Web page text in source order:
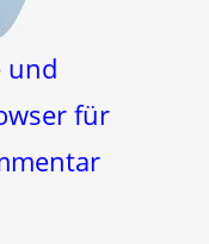
und
für